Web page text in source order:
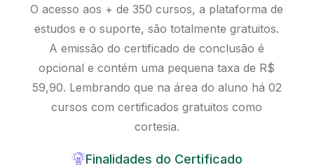
O acesso aos + de 350 cursos, a plataforma de
estudos e o suporte, são totalmente gratuitos.
A emissão do certificado de conclusão é
opcional e contém uma pequena taxa de R$
59,90. Lembrando que na área do aluno há 02
cursos com certificados gratuitos como
cortesia.
Finalidades do Certificado